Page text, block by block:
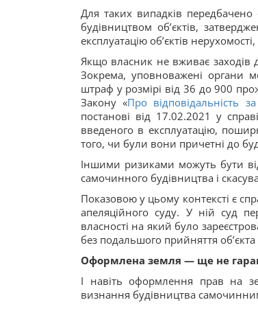
Для таких випадків
будівництвом об’єктів,
експлуатацію об’єктів
Якщо власник не вживає заходів
Зокрема, уповноважені органи
штраф у розмірі від 36 до 900
Закону «Про відповідальність
постанові від 17.02.2021 у справі
введеного в експлуатацію,
того, чи були вони причетні до
Іншими ризиками можуть бути
самочинного будівництва і
Показовою у цьому контексті є
апеляційного суду. У ній суд
власності на який було
без подальшого прийняття об’єкта
Оформлена земля — ще не
І навіть оформлення прав на
визнання будівництва